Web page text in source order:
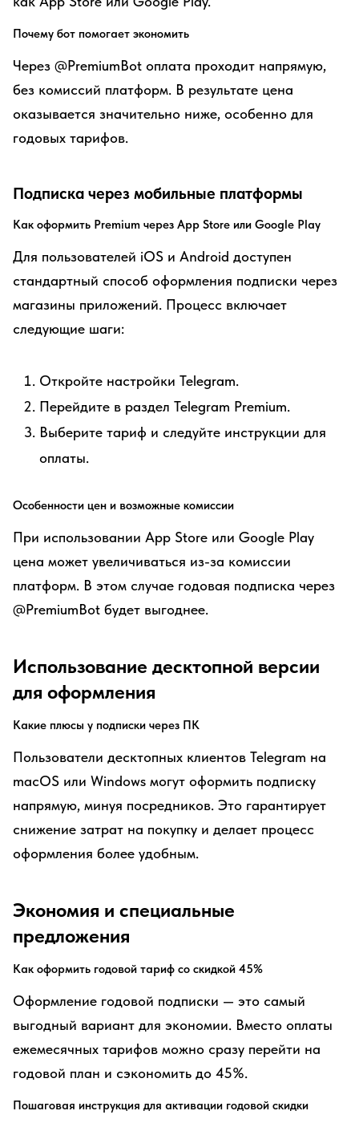
Почему бот помогает экономить
Через @PremiumBot оплата проходит напрямую,
без комиссий платформ. В результате цена
оказывается значительно ниже, особенно для
годовых тарифов.
Подписка через мобильные платформы
Как оформить Premium через App Store или Google Play
Для пользователей iOS и Android доступен
стандартный способ оформления подписки через
магазины приложений. Процесс включает
следующие шаги:
Откройте настройки Telegram.
Перейдите в раздел Telegram Premium.
Выберите тариф и следуйте инструкции для
оплаты.
Особенности цен и возможные комиссии
При использовании App Store или Google Play
цена может увеличиваться из-за комиссии
платформ. В этом случае годовая подписка через
@PremiumBot будет выгоднее.
Использование десктопной версии
для оформления
Какие плюсы у подписки через ПК
Пользователи десктопных клиентов Telegram на
macOS или Windows могут оформить подписку
напрямую, минуя посредников. Это гарантирует
снижение затрат на покупку и делает процесс
оформления более удобным.
Экономия и специальные
предложения
Как оформить годовой тариф со скидкой 45%
Оформление годовой подписки — это самый
выгодный вариант для экономии. Вместо оплаты
ежемесячных тарифов можно сразу перейти на
годовой план и сэкономить до 45%.
Пошаговая инструкция для активации годовой скидки